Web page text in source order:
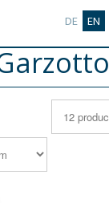
DE EN
Deutsch